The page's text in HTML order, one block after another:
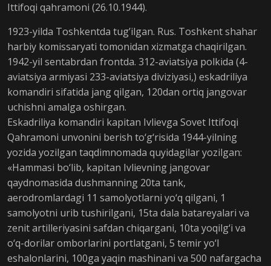
Ittifoqi qahramoni (26.10.1944).
1923-yilda Toshkentda tug’ilgan. Rus. Toshkent shahar
harbiy komissaryati tomonidan xizmatga chaqirilgan.
1942-yil sentabrdan frontda. 312-aviatsiya polkida (4-
aviatsiya armiyasi 233-aviatsiya diviziyasi,) eskadriliya
komandiri sifatida jang qilgan, 120dan ortiq jangovar
uchishni amalga oshirgan.
Eskadriliya komandiri kapitan Ivlievga Sovet Ittifoqi
Qahramoni unvonini berish to‘g‘risida 1944-yilning
yozida yozilgan taqdimnomada quyidagilar yozilgan:
«Hammasi bo‘lib, kapitan Ivlievning jangovar
qaydnomasida dushmanning 20ta tank,
aerodromlardagi 11 samolyotlarni yo‘q qilgani, 1
samolyotni urib tushirilgani, 15ta dala batareyalari va
zenit artilleriyasini safdan chiqargani, 10ta yoqilg‘i va
o‘q-dorilar omborlarini portlatgani, 5 temir yo‘l
eshalonlarini, 100ga yaqin mashinani va 500 nafargacha